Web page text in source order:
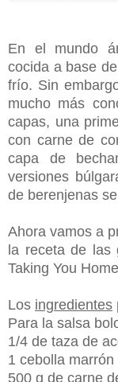
En el mundo
cocida a base
frío. Sin
mucho más
capas, una
con carne de
capa de
versiones
de berenjenas
Ahora vamos a
la receta de las
Taking You
Los ingredientes
Para la salsa
1/4 de taza de
1 cebolla marrón
500 g de carne